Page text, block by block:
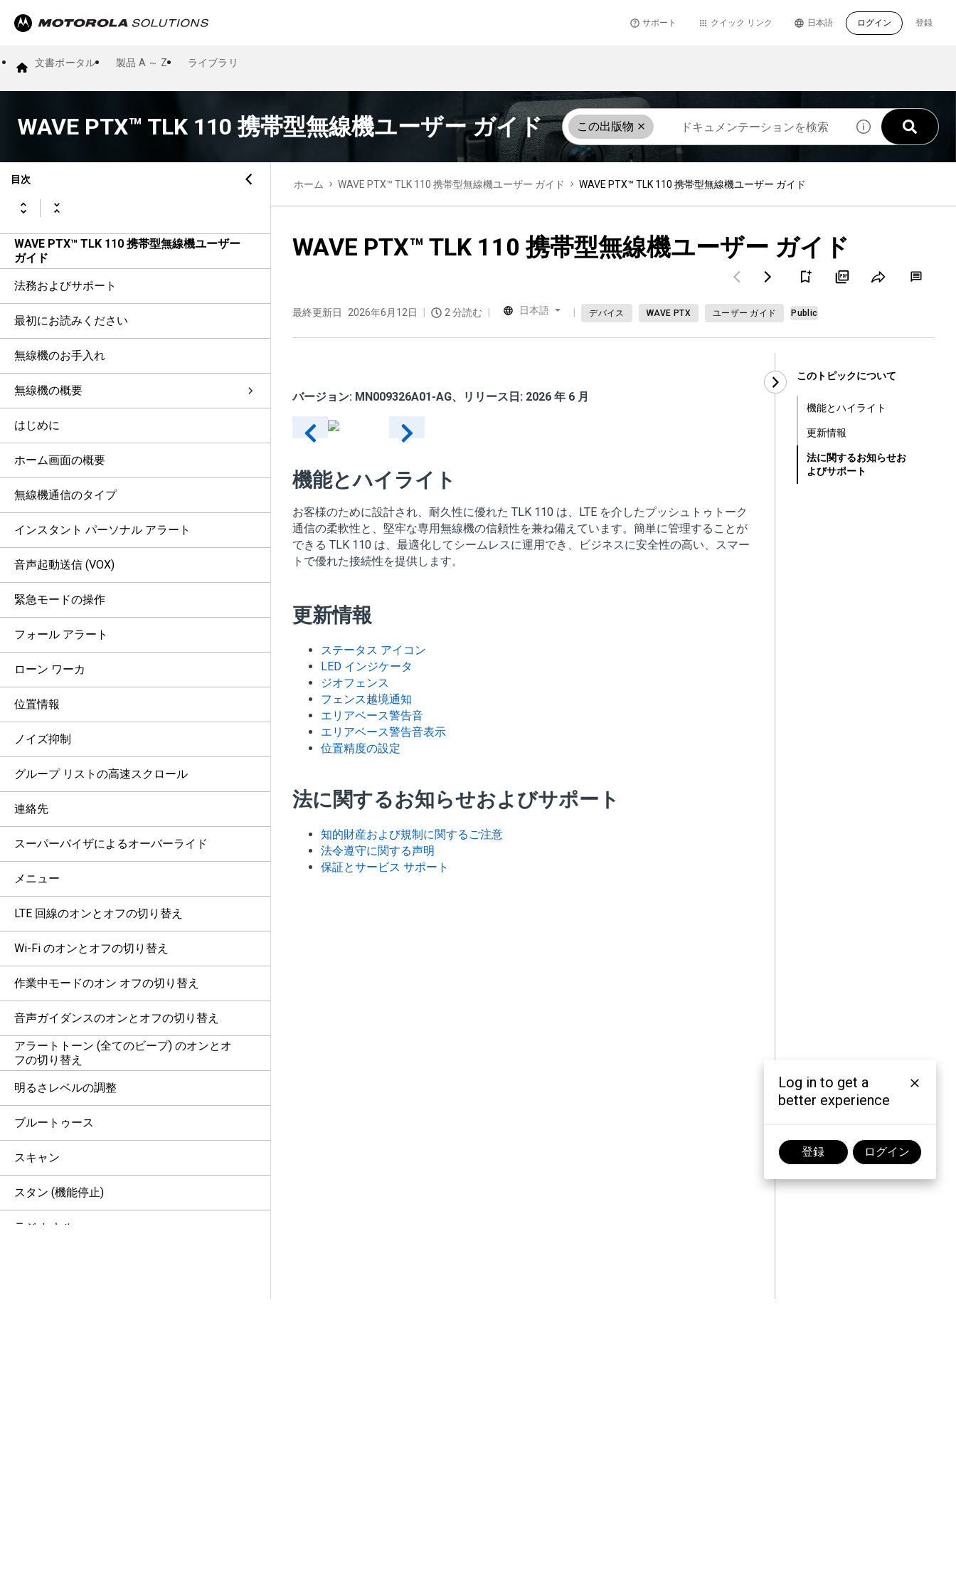
サポート クイック リンク 登録
日本語 ログイン
文書ポータル 製品 A ～ Z ライブラリ
WAVE PTX™ TLK 110 携帯型無線機ユーザー ガイド この出版物
目次
WAVE PTX™ TLK 110 携帯型無線機ユーザー
ガイド
法務およびサポート
最初にお読みください
無線機のお手入れ
無線機の概要
はじめに
ホーム画面の概要
無線機通信のタイプ
インスタント パーソナル アラート
音声起動送信 (VOX)
緊急モードの操作
フォール アラート
ローン ワーカ
位置情報
ノイズ抑制
グループ リストの高速スクロール
連絡先
スーパーバイザによるオーバーライド
メニュー
LTE 回線のオンとオフの切り替え
Wi-Fi のオンとオフの切り替え
作業中モードのオン オフの切り替え
音声ガイダンスのオンとオフの切り替え
アラートトーン (全てのビープ) のオンとオ
フの切り替え
明るさレベルの調整
ブルートゥース
スキャン
スタン (機能停止)
ラジオ キル
ホーム WAVE PTX™ TLK 110 携帯型無線機ユーザー ガイド WAVE PTX™ TLK 110 携帯型無線機ユーザー ガイド
WAVE PTX™ TLK 110 携帯型無線機ユーザー ガイド
最終更新日 2026年6月12日 2 分読む 日本語 デバイス WAVE PTX ユーザー ガイド Public
バージョン: MN009326A01-AG、リリース日: 2026 年 6 月
機能とハイライト
お客様のために設計され、耐久性に優れた TLK 110 は、LTE を介したプッシュトゥトーク
通信の柔軟性と、堅牢な専用無線機の信頼性を兼ね備えています。簡単に管理することが
できる TLK 110 は、最適化してシームレスに運用でき、ビジネスに安全性の高い、スマー
トで優れた接続性を提供します。
更新情報
ステータス アイコン
LED インジケータ
ジオフェンス
フェンス越境通知
エリアベース警告音
エリアベース警告音表示
位置精度の設定
法に関するお知らせおよびサポート
知的財産および規制に関するご注意
法令遵守に関する声明
保証とサービス サポート
このトピックについて
機能とハイライト
更新情報
法に関するお知らせお
よびサポート
Log in to get a
better experience
登録 ログイン